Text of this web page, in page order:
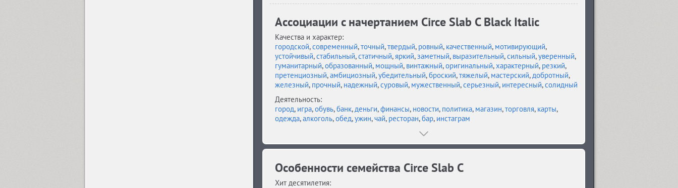
Ассоциации c начертанием Circe Slab C Black Italic
Качества и характер:
городской,современный,точный,твердый, ровный, качественный, мотивирующий,
устойчивый,стабильный,статичный,яркий,заметный, выразительный,сильный,уверенный,
гуманитарный,образованный, мощный, винтажный,оригинальный,характерный, резкий,
претенциозный,амбициозный,убедительный,броский,тяжелый, мастерский,добротный,
железный, прочный, надежный,суровый, мужественный,серьезный, интересный,солидный
Деятельность:
город, игра,обувь,банк,деньги,финансы, новости, политика, магазин,торговля, карты,
одежда,алкоголь,обед,ужин,чай, ресторан,бар, инстаграм
Особенности семейства Circe Slab C
Хит десятилетия: